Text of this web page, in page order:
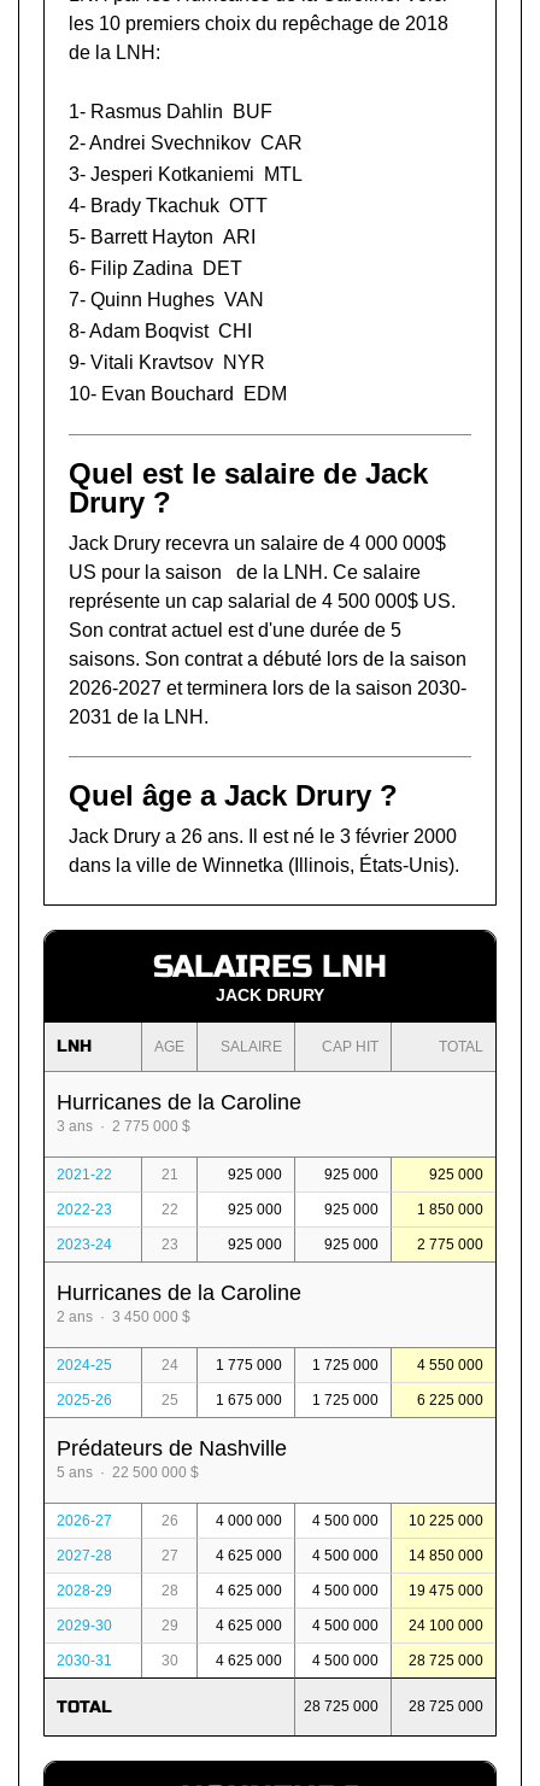
les 10 premiers choix du repêchage de 2018
de la LNH:
1- Rasmus Dahlin
BUF
2-Andrei Svechnikov CAR
3- Jesperi Kotkaniemi
MTL
4- Brady Tkachuk OTT
5- Barrett Hayton ARI
6- Filip Zadina DET
7- Quinn Hughes VAN
8-Adam Boqvist CHI
9- Vitali Kravtsov NYR
10- Evan Bouchard EDM
Quel est le salaire de Jack
Drury ?
Jack Drury recevra un salaire de 4 000 000$
US pour la saison de la LNH. Ce salaire
représente un cap salarial de 4 500 000$ US.
Son contrat actuel est d'une durée de 5
saisons. Son contrat a débuté lors de la saison
2026-2027 et terminera lors de la saison 2030-
2031 de la LNH.
Quel âge a Jack Drury ?
Jack Drury a 26 ans. Il est né le 3 février 2000
dans la ville de Winnetka (Illinois, États-Unis).
SALAIRES LNH
JACK DRURY
LNH AGE SALAIRE CAP HIT TOTAL
Hurricanes de la Caroline
3 ans · 2 775 000 $
2021-22 21 925 000 925 000 925 000
2022-23 22 925 000 925 000 1 850 000
2023-24 23 925 000 925 000 2 775 000
Hurricanes de la Caroline
2 ans · 3 450 000 $
2024-25 24 1 775 000 1 725 000 4 550 000
2025-26 25 1 675 000 1 725 000 6 225 000
Prédateurs de Nashville
5 ans · 22 500 000 $
2026-27 26 4 000 000 4 500 000 10 225 000
2027-28 27 4 625 000 4 500 000 14 850 000
2028-29 28 4 625 000 4 500 000 19 475 000
2029-30 29 4 625 000 4 500 000 24 100 000
2030-31 30 4 625 000 4 500 000 28 725 000
TOTAL 28 725 000 28 725 000